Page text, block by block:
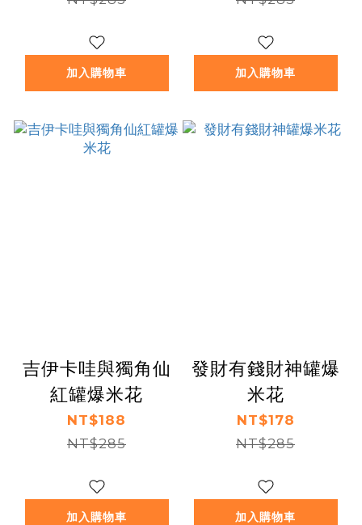
加入購物車 加入購物車
吉伊卡哇與獨角仙
紅罐爆米花
NT$188
NT$285
加入購物車
發財有錢財神罐爆
米花
NT$178
NT$285
加入購物車